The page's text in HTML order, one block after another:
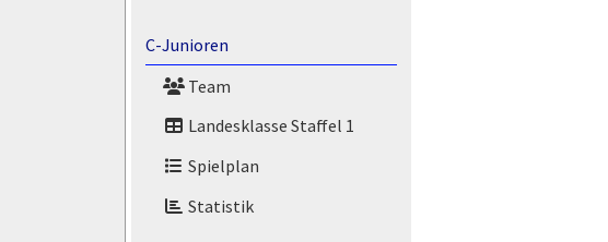
C-Junioren
Team
Landesklasse Staffel 1
Spielplan
Statistik